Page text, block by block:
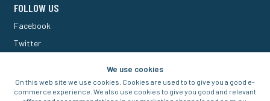
FOLLOW US
Facebook
Twitter
We use cookies
On this web site we use cookies. Cookies are used to to give you a good e-
commerce experience. We also use cookies to give you good and relevant